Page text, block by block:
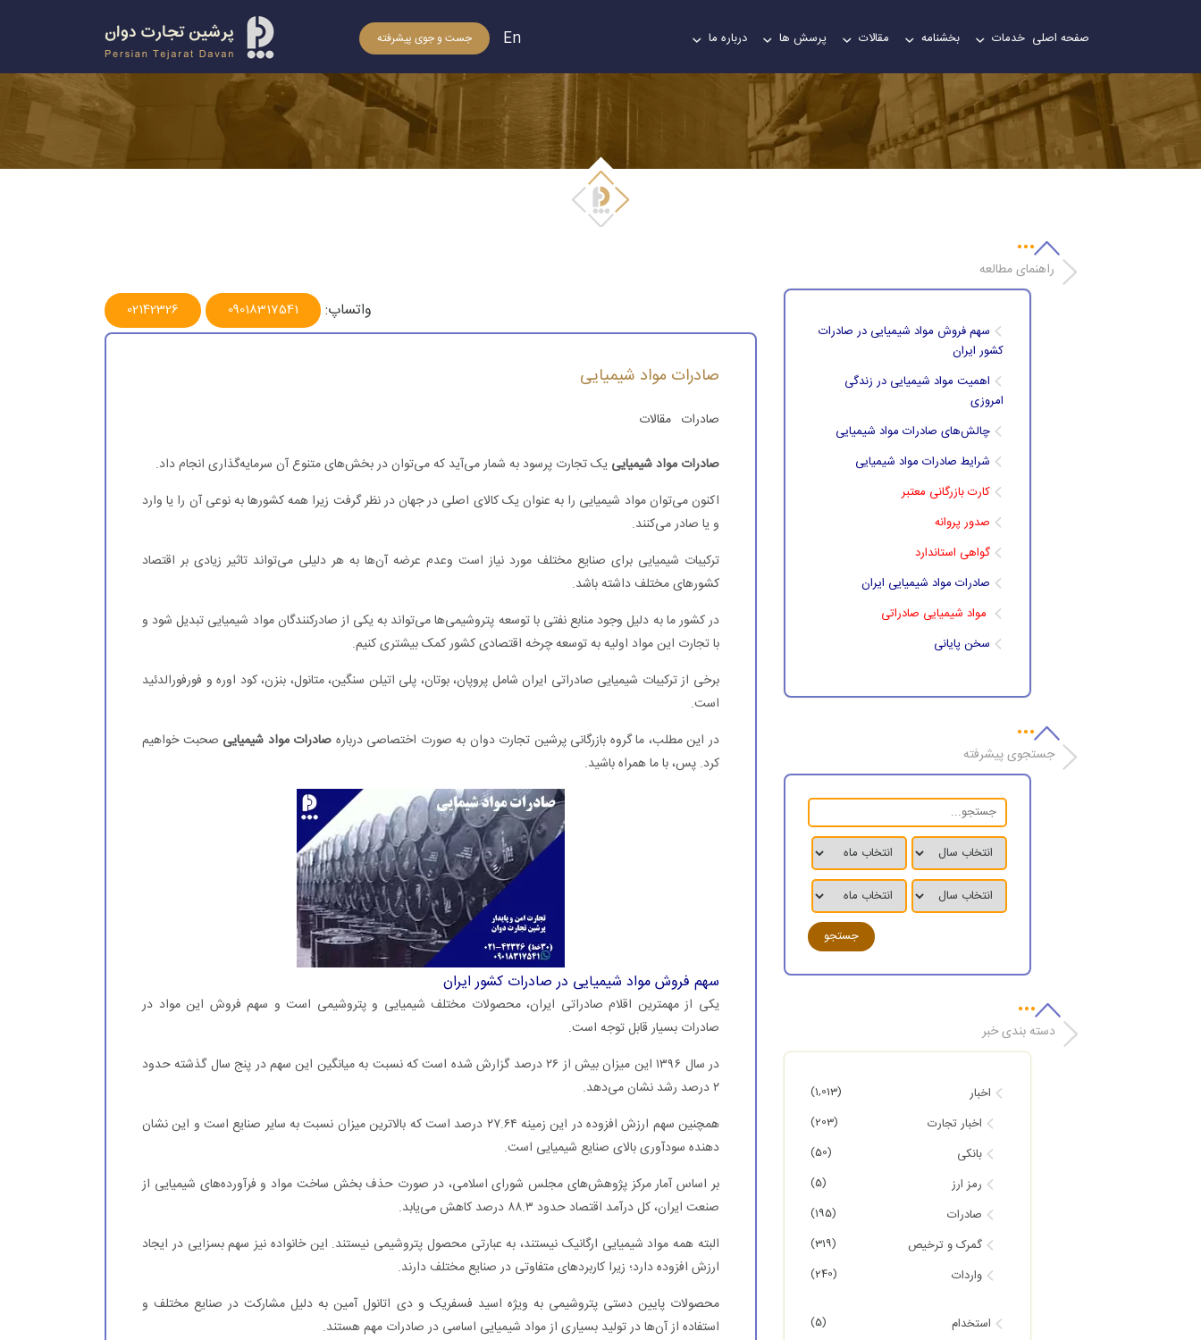
صفحه اصلی خدمات بخشنامه مقالات پرسش ها درباره ما جست و جوی پیشرفته En
صادرات مواد شیمیایی
واتساپ: 09018317541
02142326
صادرات مواد شیمیایی
صادرات مقالات
صادرات مواد شیمیایی یک تجارت پرسود به شمار می‌آید که می‌توان در بخش‌های متنوع آن سرمایه‌گذاری انجام داد.
اکنون می‌توان مواد شیمیایی را به عنوان یک کالای اصلی در جهان در نظر گرفت زیرا همه کشورها به نوعی آن را یا وارد
و یا صادر می‌کنند.
ترکیبات شیمیایی برای صنایع مختلف مورد نیاز است وعدم عرضه آن‌ها به هر دلیلی می‌تواند تاثیر زیادی بر اقتصاد
کشورهای مختلف داشته باشد.
در کشور ما به دلیل وجود منابع نفتی با توسعه پتروشیمی‌ها می‌تواند به یکی از صادرکنندگان مواد شیمیایی تبدیل شود و
با تجارت این مواد اولیه به توسعه چرخه اقتصادی کشور کمک بیشتری کنیم.
برخی از ترکیبات شیمیایی صادراتی ایران شامل پروپان، بوتان، پلی اتیلن سنگین، متانول، بنزن، کود اوره و فورفورالدئید
است.
در این مطلب، ما گروه بازرگانی پرشین تجارت دوان به صورت اختصاصی درباره صادرات مواد شیمیایی صحبت خواهیم
کرد. پس، با ما همراه باشید.
سهم فروش مواد شیمیایی در صادرات کشور ایران
یکی از مهمترین اقلام صادراتی ایران، محصولات مختلف شیمیایی و پتروشیمی است و سهم فروش این مواد در
صادرات بسیار قابل توجه است.
در سال ۱۳۹۶ این میزان بیش از ۲۶ درصد گزارش شده است که نسبت به میانگین این سهم در پنج سال گذشته حدود
۲ درصد رشد نشان می‌دهد.
همچنین سهم ارزش افزوده در این زمینه ۲۷.۶۴ درصد است که بالاترین میزان نسبت به سایر صنایع است و این نشان
دهنده سودآوری بالای صنایع شیمیایی است.
بر اساس آمار مرکز پژوهش‌های مجلس شورای اسلامی، در صورت حذف بخش ساخت مواد و فرآورده‌های شیمیایی از
صنعت ایران، کل درآمد اقتصاد حدود ۸۸.۳ درصد کاهش می‌یابد.
البته همه مواد شیمیایی ارگانیک نیستند، به عبارتی محصول پتروشیمی نیستند. این خانواده نیز سهم بسزایی در ایجاد
ارزش افزوده دارد؛ زیرا کاربردهای متفاوتی در صنایع مختلف دارند.
محصولات پایین دستی پتروشیمی به ویژه اسید فسفریک و دی اتانول آمین به دلیل مشارکت در صنایع مختلف و
استفاده از آن‌ها در تولید بسیاری از مواد شیمیایی اساسی در صادرات مهم هستند.
راهنمای مطالعه
سهم فروش مواد شیمیایی در صادرات
کشور ایران
اهمیت مواد شیمیایی در زندگی
امروزی
چالش‌های صادرات مواد شیمیایی
شرایط صادرات مواد شیمیایی
کارت بازرگانی معتبر
صدور پروانه
گواهی استاندارد
صادرات مواد شیمیایی ایران
مواد شیمیایی صادراتی
سخن پایانی
جستجوی پیشرفته
دسته بندی خبر
اخبار (1,013)
اخبار تجارت (203)
بانکی (50)
رمز ارز (5)
صادرات (195)
گمرک و ترخیص (319)
واردات (240)
استخدام (5)